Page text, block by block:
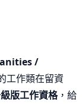
/
工作類在留資
版工作資格，給